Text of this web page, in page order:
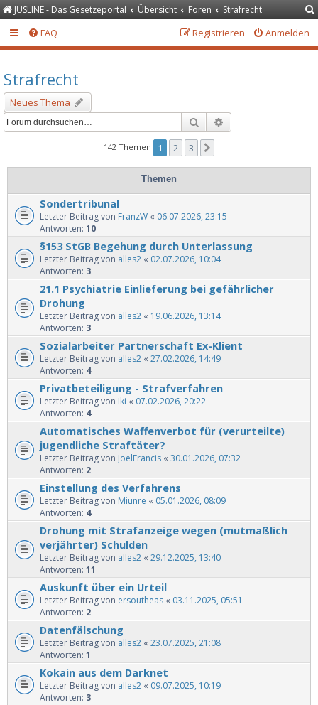
JUSLINE - Das Gesetzeportal Übersicht Foren Strafrecht
FAQ Anmelden
Registrieren
Strafrecht
Neues Thema
Suche
142 Themen 1 2 3
Themen
Sondertribunal
Letzter Beitrag von FranzW « 06.07.2026, 23:15
Antworten: 10
§153 StGB Begehung durch Unterlassung
Letzter Beitrag von alles2 « 02.07.2026, 10:04
Antworten: 3
21.1 Psychiatrie Einlieferung bei gefährlicher
Drohung
Letzter Beitrag von alles2 « 19.06.2026, 13:14
Antworten: 3
Sozialarbeiter Partnerschaft Ex-Klient
Letzter Beitrag von alles2 « 27.02.2026, 14:49
Antworten: 4
Privatbeteiligung - Strafverfahren
Letzter Beitrag von Iki « 07.02.2026, 20:22
Antworten: 4
Automatisches Waffenverbot für (verurteilte)
jugendliche Straftäter?
Letzter Beitrag von JoelFrancis « 30.01.2026, 07:32
Antworten: 2
Einstellung des Verfahrens
Letzter Beitrag von Miunre « 05.01.2026, 08:09
Antworten: 4
Drohung mit Strafanzeige wegen (mutmaßlich
verjährter) Schulden
Letzter Beitrag von alles2 « 29.12.2025, 13:40
Antworten: 11
Auskunft über ein Urteil
Letzter Beitrag von ersoutheas « 03.11.2025, 05:51
Antworten: 2
Datenfälschung
Letzter Beitrag von alles2 « 23.07.2025, 21:08
Antworten: 1
Kokain aus dem Darknet
Letzter Beitrag von alles2 « 09.07.2025, 10:19
Antworten: 3